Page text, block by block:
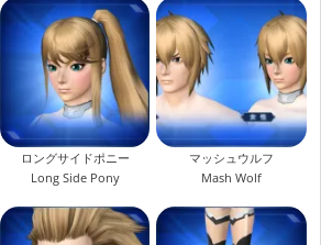
ロングサイドポニー
Long Side Pony
マッシュウルフ
Mash Wolf